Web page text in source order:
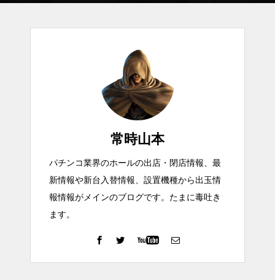
常時山本
パチンコ業界のホールの出店・閉店情報、最
新情報や新台入替情報、設置機種から出玉情
報情報がメインのブログです。たまに毒吐き
ます。